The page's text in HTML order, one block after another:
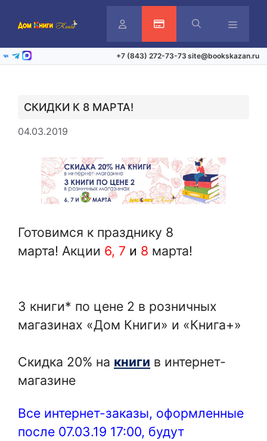
ЛичныйАктивация карты
ВКонтакте
Telegram
Max +7 (843) 272-73-73 site@bookskazan.ru
СКИДКИ К 8 МАРТА!
04.03.2019
Готовимся к празднику 8
марта! Акции 6, 7 и 8 марта!
3 книги* по цене 2 в розничных
магазинах «Дом Книги» и «Книга+»
Скидка 20% на книги в интернет-
магазине
Все интернет-заказы, оформленные
после 07.03.19 17:00, будут